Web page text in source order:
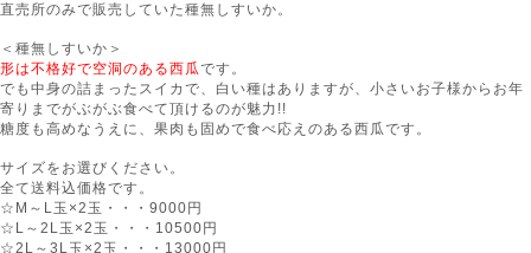
直売所のみで販売していた種無しすいか。
＜種無しすいか＞
形は不格好で空洞のある西瓜です。
でも中身の詰まったスイカで、白い種はありますが、小さいお子様からお年
寄りまでがぶがぶ食べて頂けるのが魅力!!
糖度も高めなうえに、果肉も固めで食べ応えのある西瓜です。
サイズをお選びください。
全て送料込価格です。
☆M～L玉×2玉・・・9000円
☆L～2L玉×2玉・・・10500円
☆2L～3L玉×2玉・・・13000円